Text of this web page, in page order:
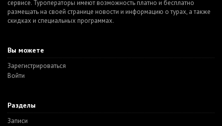
сервисе. Туроператоры имеют возможность платно и бесплатно
размещать на своей странице новости и информацию о турах, а также
скидках и специальных программах.
Вы можете
Зарегистрироваться
Войти
Разделы
Записи